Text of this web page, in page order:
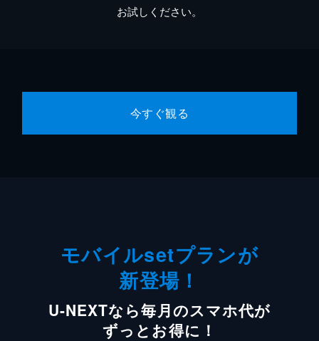
お試しください。
今すぐ観る
モバイルsetプランが
新登場！
U-NEXTなら毎月のスマホ代が
ずっとお得に！